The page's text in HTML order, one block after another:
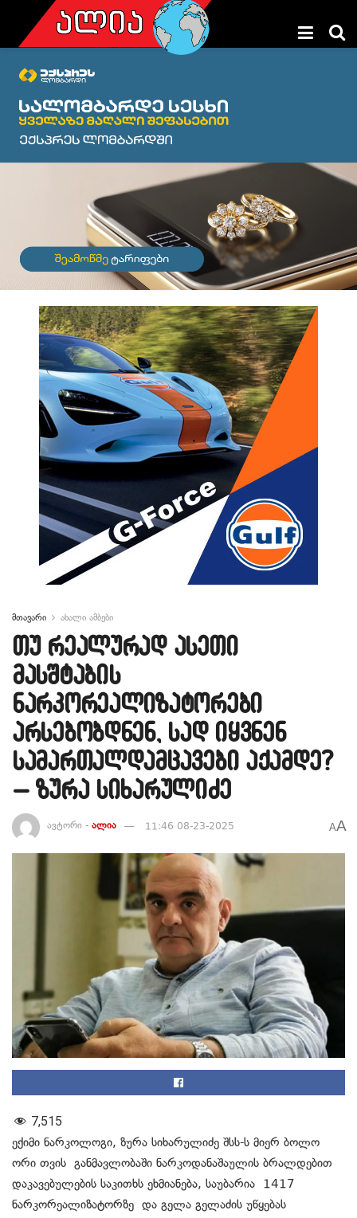
მთავარი ახალი ამბები
თუ რეალურად ასეთი
მასშტაბის
ნარკორეალიზატორები
არსებობდნენ, სად იყვნენ
სამართალდამცავები აქამდე?
– ზურა სიხარულიძე
ავტორი - ალია 11:46 08-23-2025 AA
7,515
ექიმი ნარკოლოგი, ზურა სიხარულიძე შსს-ს მიერ ბოლო
ორი თვის განმავლობაში ნარკოდანაშაულის ბრალდებით
დაკავებულების საკითხს ეხმიანება, საუბარია 1417
ნარკორეალიზატორზე და გელა გელაძის უწყებას